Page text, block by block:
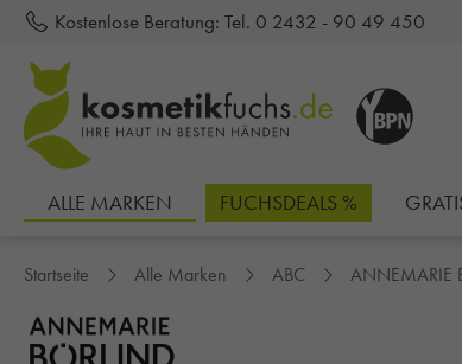
springen
Kostenlose Beratung: Tel. 0 2432 - 90 49 450
ALLE MARKEN FUCHSDEALS %
Startseite Alle Marken ABC ANNEMARIE